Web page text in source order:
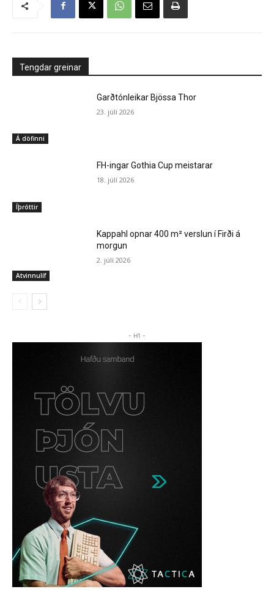
Tengdar greinar
Á döfinni
Garðtónleikar Bjössa Thor
23. júlí 2026
Íþróttir
FH-ingar Gothia Cup meistarar
18. júlí 2026
Atvinnulíf
Kappahl opnar 400 m² verslun í Firði á
morgun
2. júlí 2026
- H1 -